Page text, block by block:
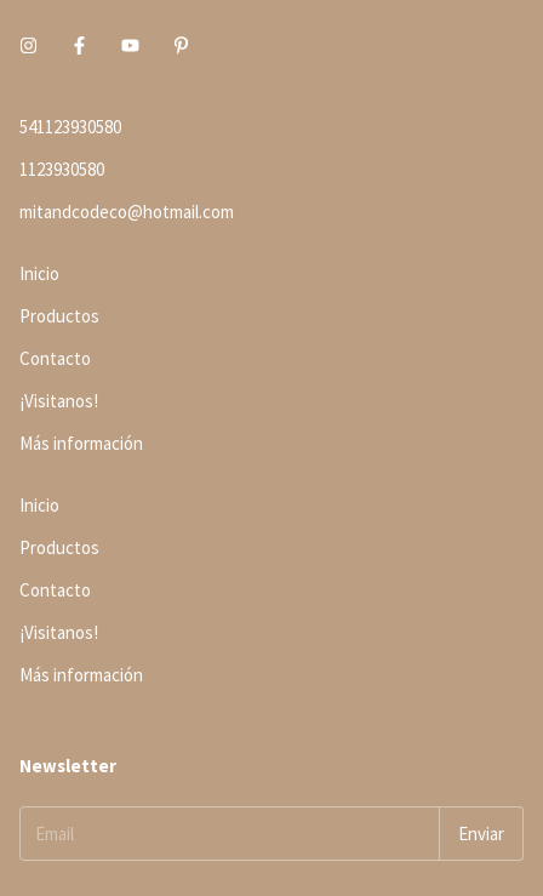
541123930580
1123930580
mitandcodeco@hotmail.com
Inicio
Productos
Contacto
¡Visitanos!
Más información
Inicio
Productos
Contacto
¡Visitanos!
Más información
Newsletter